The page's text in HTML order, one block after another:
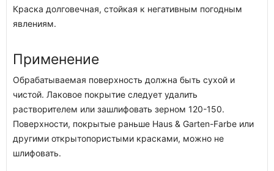
Краска долговечная, стойкая к негативным погодным
явлениям.
Применение
Обрабатываемая поверхность должна быть сухой и
чистой. Лаковое покрытие следует удалить
растворителем или зашлифовать зерном 120-150.
Поверхности, покрытые раньше Haus & Garten-Farbe или
другими открытопористыми красками, можно не
шлифовать.